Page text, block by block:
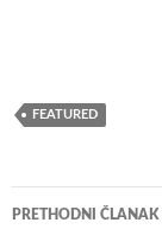
FEATURED
Navigacija
PRETHODNI ČLANAK